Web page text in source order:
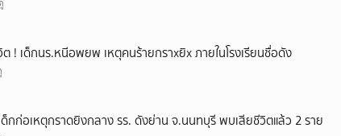
! เด็กนร.หนีอพยพ เหตุคนร้ายกราxยิx ภายในโรงเรียนชื่อดัง
กก่อเหตุกราดยิงกลาง รร. ดังย่าน จ.นนทบุรี พบเสียชีวิตแล้ว 2 ราย